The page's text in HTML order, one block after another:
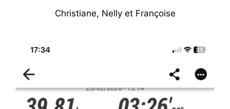
Christiane, Nelly et Françoise